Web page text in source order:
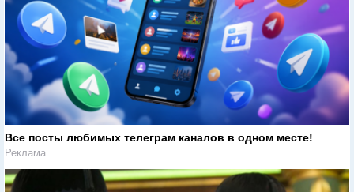
Все посты любимых телеграм каналов в одном месте!
Реклама